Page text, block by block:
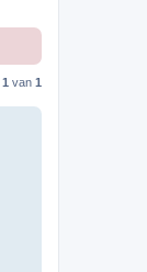
1 van 1